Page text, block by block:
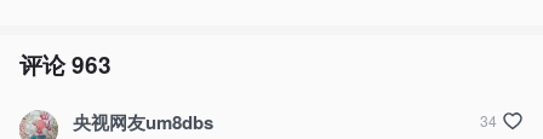
评论963
央视网友um8dbs 34